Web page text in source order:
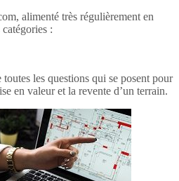
alimenté très régulièrement en
:
toutes les questions qui se posent pour
en valeur et la revente d’un terrain.